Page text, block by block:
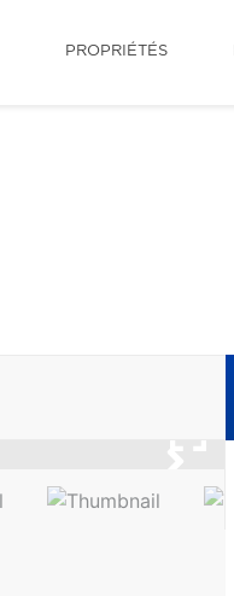
PROPRIÉTÉS